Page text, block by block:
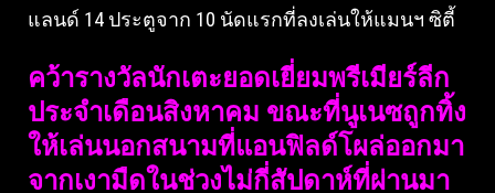
แลนด์ 14 ประตูจาก 10 นัดแรกที่ลงเล่นให้แมนฯ ซิตี้
คว้ารางวัลนักเตะยอดเยี่ยมพรีเมียร์ลีก
ประจำเดือนสิงหาคม ขณะที่นูเนซถูกทิ้ง
ให้เล่นนอกสนามที่แอนฟิลด์โผล่ออกมา
จากเงามืดในช่วงไม่กี่สัปดาห์ที่ผ่านมา